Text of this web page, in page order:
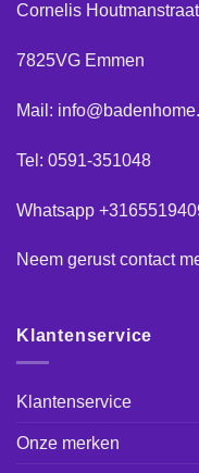
Cornelis
7825VG Emmen
Mail:
Tel: 0591-351048
Whatsapp
Neem gerustcontact
Klantenservice
Klantenservice
Onze merken